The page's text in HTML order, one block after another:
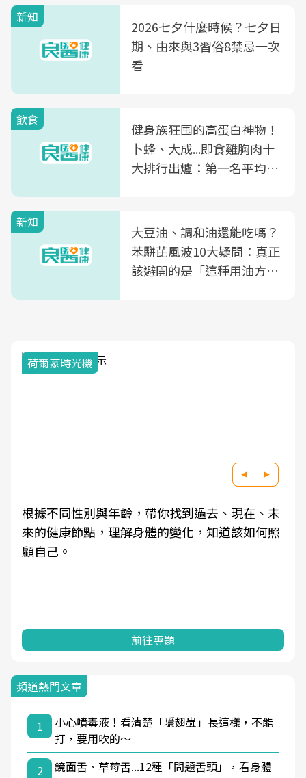
新知
2026七夕什麼時候？七夕日
期、由來與3習俗8禁忌一次
看
飲食
健身族狂囤的高蛋白神物！
卜蜂、大成...即食雞胸肉十
大排行出爐：第一名平均一
新知
大豆油、調和油還能吃嗎？
苯駢芘風波10大疑問：真正
該避開的是「這種用油方
荷爾蒙時光機
根據不同性別與年齡，帶你找到過去、現在、未
來的健康節點，理解身體的變化，知道該如何照
顧自己。
前往專題
頻道熱門文章
1
小心噴毒液！看清楚「隱翅蟲」長這樣，不能
打，要用吹的～
2
鏡面舌、草莓舌...12種「問題舌頭」，看身體